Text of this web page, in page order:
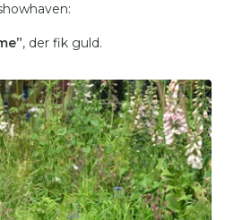
, der fik guld.